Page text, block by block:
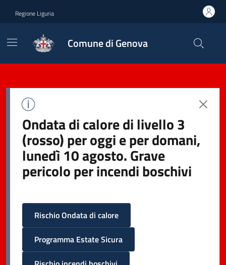
Regione Liguria
Comune di Genova
Ondata di calore di livello 3
(rosso) per oggi e per domani,
lunedì 10 agosto. Grave
pericolo per incendi boschivi
Rischio Ondata di calore
Programma Estate Sicura